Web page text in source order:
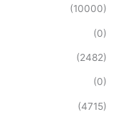
(10000)
(0)
(2482)
(0)
(4715)